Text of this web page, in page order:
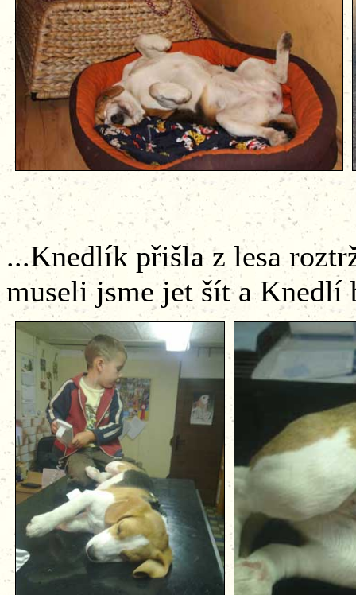
...Knedlík přišla z lesa
museli jsme jet šít a